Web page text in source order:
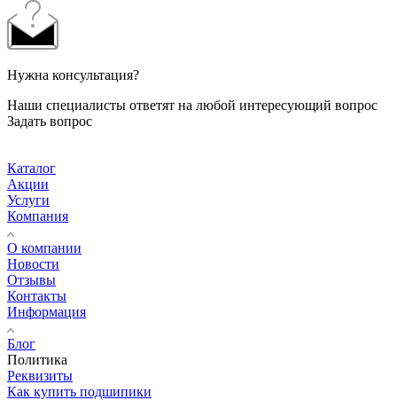
Нужна консультация?
Наши специалисты ответят на любой интересующий вопрос
Задать вопрос
Каталог
Акции
Услуги
Компания
О компании
Новости
Отзывы
Контакты
Информация
Блог
Политика
Реквизиты
Как купить подшипики